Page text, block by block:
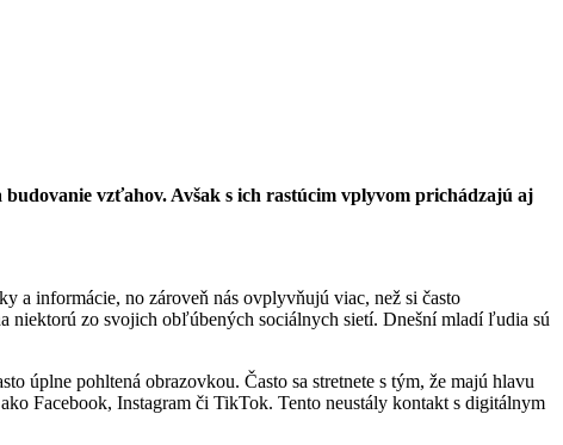
vzťahov. Avšak s ich rastúcim vplyvom prichádzajú aj
a informácie, no zároveň nás ovplyvňujú viac, než si často
niektorú zo svojich obľúbených sociálnych sietí. Dnešní mladí ľudia sú
úplne pohltená obrazovkou. Často sa stretnete s tým, že majú hlavu
Facebook, Instagram či TikTok. Tento neustály kontakt s digitálnym